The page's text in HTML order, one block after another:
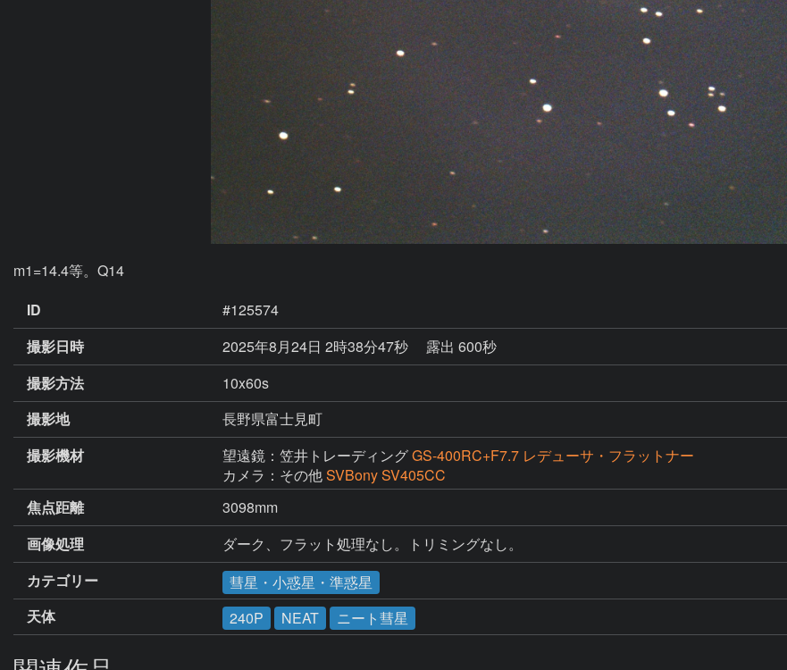
m1=14.4等。Q14
ID
#125574
撮影日時
2025年8月24日 2時38分47秒
露出 600秒
撮影方法
10x60s
撮影地
長野県富士見町
撮影機材
望遠鏡：笠井トレーディングGS-400RC+F7.7 レデューサ・フラットナー
カメラ：その他SVBony SV405CC
焦点距離
3098mm
画像処理
ダーク、フラット処理なし。トリミングなし。
カテゴリー
彗星・小惑星・準惑星
天体
240P NEAT ニート彗星